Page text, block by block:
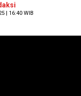
| 16:40 WIB